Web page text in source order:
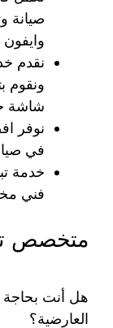
صيانة
نقدم
ونقوم
شاشة
نوفر
في
خدمة
فني
متخصص
هل أنت
العارضية؟